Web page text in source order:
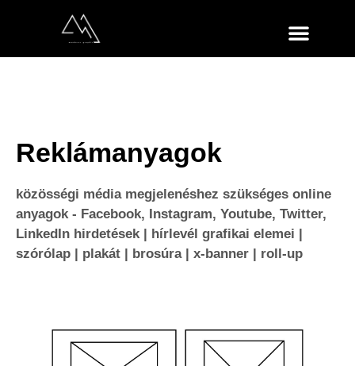
Reklámanyagok
közösségi média megjelenéshez szükséges online
anyagok - Facebook, Instagram, Youtube, Twitter,
LinkedIn hirdetések | hírlevél grafikai elemei |
szórólap | plakát | brosúra | x-banner | roll-up